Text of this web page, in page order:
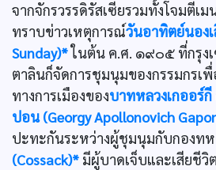
จากจักรวรรดิรัสเซียรวมทั้งโจมตีเม
ทราบข่าวเหตุการณ์วันอาทิตย์นอง
Sunday)*ในต้น ค.ศ. ๑๙๐๕ ที่กรุง
ตาลินก็จัดการชุมนุมของกรรมกรเ
ทางการเมืองของบาทหลวงเกออร์
ปอน (Georgy Apollonovich
ปะทะกันระหว่างผู้ชุมนุมกับกองทห
(Cossack)* มีผู้บาดเจ็บและเสียชี